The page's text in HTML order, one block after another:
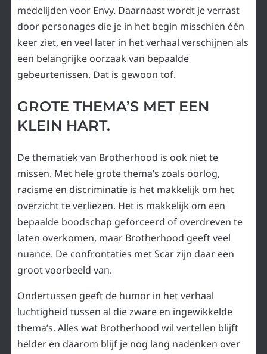
medelijden voor Envy. Daarnaast wordt je verrast
door personages die je in het begin misschien één
keer ziet, en veel later in het verhaal verschijnen als
een belangrijke oorzaak van bepaalde
gebeurtenissen. Dat is gewoon tof.
GROTE THEMA’S MET EEN
KLEIN HART.
De thematiek van Brotherhood is ook niet te
missen. Met hele grote thema’s zoals oorlog,
racisme en discriminatie is het makkelijk om het
overzicht te verliezen. Het is makkelijk om een
bepaalde boodschap geforceerd of overdreven te
laten overkomen, maar Brotherhood geeft veel
nuance. De confrontaties met Scar zijn daar een
groot voorbeeld van.
Ondertussen geeft de humor in het verhaal
luchtigheid tussen al die zware en ingewikkelde
thema’s. Alles wat Brotherhood wil vertellen blijft
helder en daarom blijf je nog lang nadenken over